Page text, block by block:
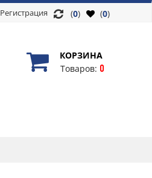
Регистрация (0)
(0)
КОРЗИНА
Товаров: 0